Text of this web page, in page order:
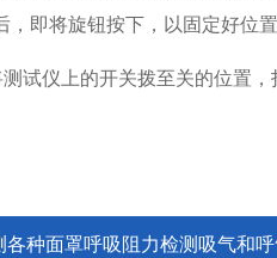
，即将旋钮按下，以固定好位
试仪上的开关拨至关的位置，
各种面罩呼吸阻力检测吸气和